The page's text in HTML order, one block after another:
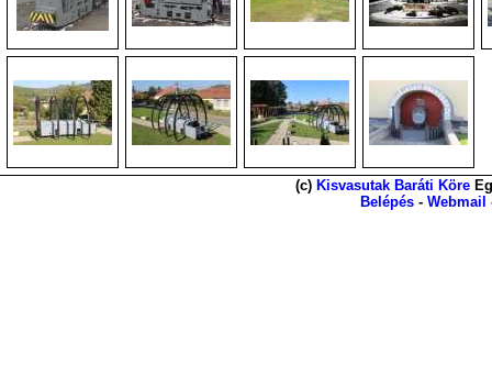
(c) Kisvasutak Baráti Köre
Belépés - Webmail